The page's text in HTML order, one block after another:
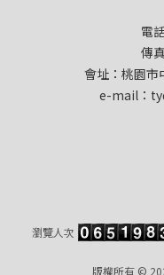
電
傳
會址：桃園市
e-mail：
瀏覽人次
版權所有 ©